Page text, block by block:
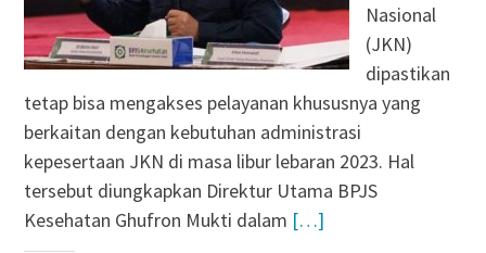
Nasional
(JKN)
dipastikan
tetap bisa mengakses pelayanan khususnya yang
berkaitan dengan kebutuhan administrasi
kepesertaan JKN di masa libur lebaran 2023. Hal
tersebut diungkapkan Direktur Utama BPJS
Kesehatan Ghufron Mukti dalam […]